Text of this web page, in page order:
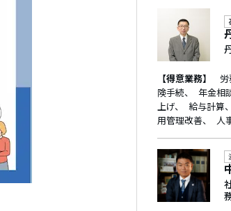
【得意業務】
険手続
年金相
上げ
給与計算
用管理改善
人